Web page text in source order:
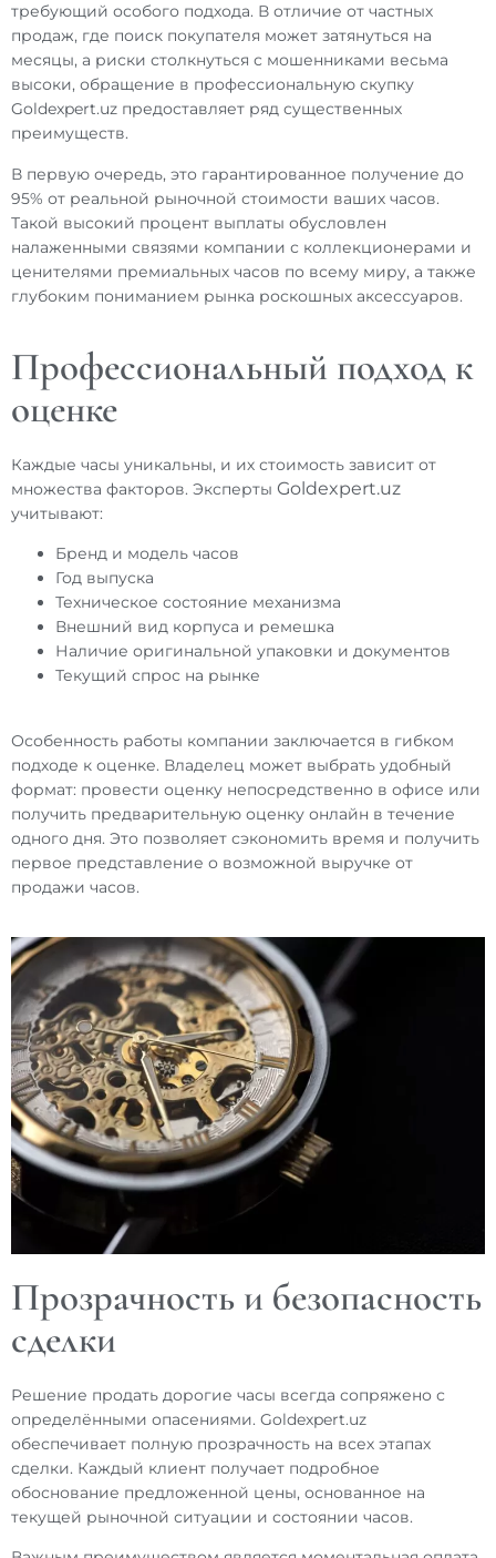
требующий особого подхода. В отличие от частных
продаж, где поиск покупателя может затянуться на
месяцы, а риски столкнуться с мошенниками весьма
высоки, обращение в профессиональную скупку
Goldexpert.uz предоставляет ряд существенных
преимуществ.
В первую очередь, это гарантированное получение до
95% от реальной рыночной стоимости ваших часов.
Такой высокий процент выплаты обусловлен
налаженными связями компании с коллекционерами и
ценителями премиальных часов по всему миру, а также
глубоким пониманием рынка роскошных аксессуаров.
Профессиональный подход к
оценке
Каждые часы уникальны, и их стоимость зависит от
множества факторов. Эксперты Goldexpert.uz
учитывают:
Бренд и модель часов
Год выпуска
Техническое состояние механизма
Внешний вид корпуса и ремешка
Наличие оригинальной упаковки и документов
Текущий спрос на рынке
Особенность работы компании заключается в гибком
подходе к оценке. Владелец может выбрать удобный
формат: провести оценку непосредственно в офисе или
получить предварительную оценку онлайн в течение
одного дня. Это позволяет сэкономить время и получить
первое представление о возможной выручке от
продажи часов.
Прозрачность и безопасность
сделки
Решение продать дорогие часы всегда сопряжено с
определёнными опасениями. Goldexpert.uz
обеспечивает полную прозрачность на всех этапах
сделки. Каждый клиент получает подробное
обоснование предложенной цены, основанное на
текущей рыночной ситуации и состоянии часов.